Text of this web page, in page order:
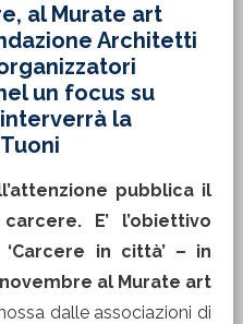
al Murate art
Architetti
un focus su
la
pubblica il
E’ l’obiettivo
in città’ – in
al Murate art
dalle associazioni di